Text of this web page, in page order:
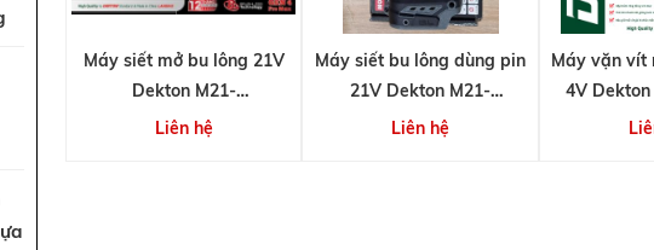
Máy siết mở bu lông 21V
Dekton M21-
IW850PROMAX (Gen 4)
Liên hệ
Máy siết bu lông dùng pin
21V Dekton M21-
IW590PLUS (chưa bao
Liên hệ
Máy vặn vít
4V